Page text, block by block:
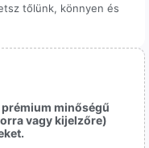
tőlünk, könnyen és
minőségű
vagy kijelzőre)